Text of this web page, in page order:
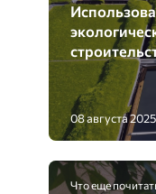
08 августа 2025
Что еще